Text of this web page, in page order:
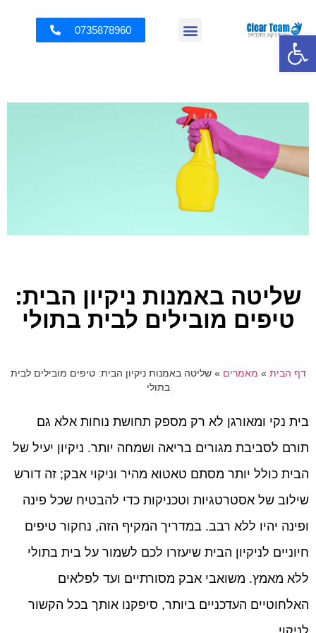
פתח סרגל נגישות 0735878960
שליטה באמנות ניקיון הבית:
טיפים מובילים לבית בתולי
דף הבית » מאמרים »שליטה באמנות ניקיון הבית: טיפים מובילים לבית
בתולי
בית נקי ומאורגן לא רק מספק תחושת נוחות אלא גם
תורם לסביבת מגורים בריאה ושמחה יותר. ניקיון יעיל של
הבית כולל יותר מסתם טאטוא מהיר וניקוי אבק; זה דורש
שילוב של אסטרטגיות וטכניקות כדי להבטיח שכל פינה
ופינה יהיו ללא רבב. במדריך המקיף הזה, נחקור טיפים
חיוניים לניקיון הבית שיעזרו לכם לשמור על בית בתולי
ללא מאמץ. משואבי אבק מסורתיים ועד לפלאים
האלחוטיים העדכניים ביותר, סיפקנו אותך בכל הקשור